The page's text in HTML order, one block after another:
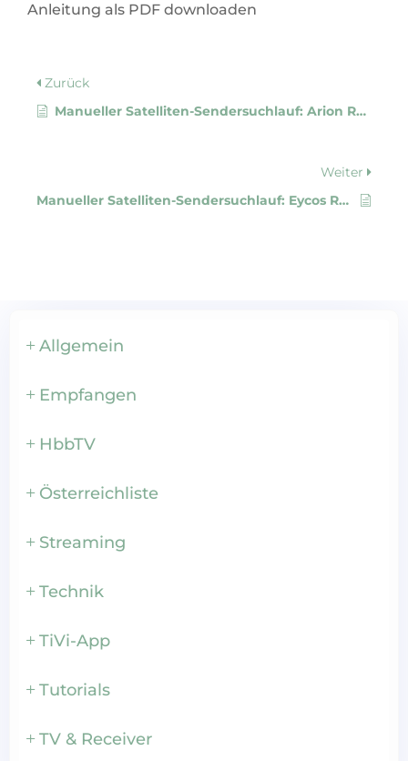
Allgemein
Empfangen
HbbTV
Österreichliste
Streaming
Technik
TiVi-App
Tutorials
TV & Receiver
Anleitung als PDF downloaden
Zurück
Manueller Satelliten-Sendersuchlauf: Arion Receiver
Weiter
Manueller Satelliten-Sendersuchlauf: Eycos Receiver